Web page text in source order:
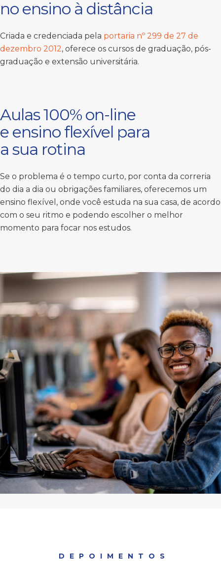
no ensino à distância
Criada e credenciada pela portaria nº 299 de 27 de
dezembro 2012, oferece os cursos de graduação, pós-
graduação e extensão universitária.
Aulas 100% on-line
e ensino flexível para
a sua rotina
Se o problema é o tempo curto, por conta da correria
do dia a dia ou obrigações familiares, oferecemos um
ensino flexível, onde você estuda na sua casa, de acordo
com o seu ritmo e podendo escolher o melhor
momento para focar nos estudos.
DEPOIMENTOS